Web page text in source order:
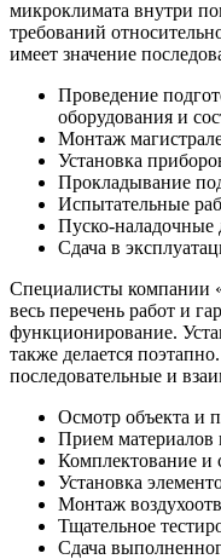
микроклимата внутри
требований
имеет значение
Проведение
оборудования и
Монтаж
Установка
Прокладывание
Испытательные
Пуско-наладочные
Сдача в
Специалисты
весь перечень работ и
функционирование.
также делается
последовательные и
Осмотр объекта и
Прием материалов
Комплектование и
Установка
Монтаж
Тщательное
Сдача